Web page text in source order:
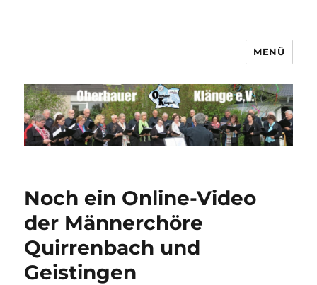
Männerchor Quirrenbach e.V.
MENÜ
Noch ein Online-Video
der Männerchöre
Quirrenbach und
Geistingen